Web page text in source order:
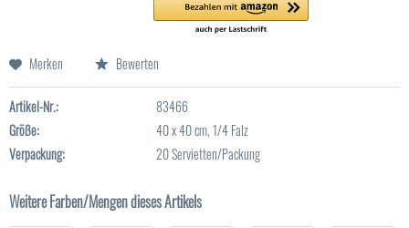
Merken Bewerten
Artikel-Nr.:
83466
Größe:
40 x 40 cm, 1/4 Falz
Verpackung:
20 Servietten/Packung
Weitere Farben/Mengen dieses Artikels